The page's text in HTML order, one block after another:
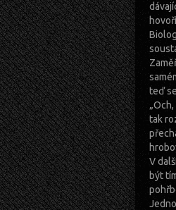
teď
tak
V
být